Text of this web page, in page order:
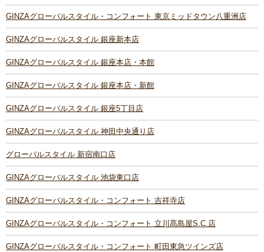
GINZAグローバルスタイル・コンフォート 東京ミッドタウン八重洲店
GINZAグローバルスタイル 銀座新本店
GINZAグローバルスタイル 銀座本店・本館
GINZAグローバルスタイル 銀座本店・新館
GINZAグローバルスタイル 銀座5丁目店
GINZAグローバルスタイル 神田中央通り店
グローバルスタイル 新宿南口店
GINZAグローバルスタイル 池袋東口店
GINZAグローバルスタイル・コンフォート 吉祥寺店
GINZAグローバルスタイル・コンフォート 立川髙島屋S.C.店
GINZAグローバルスタイル・コンフォート 町田東急ツインズ店